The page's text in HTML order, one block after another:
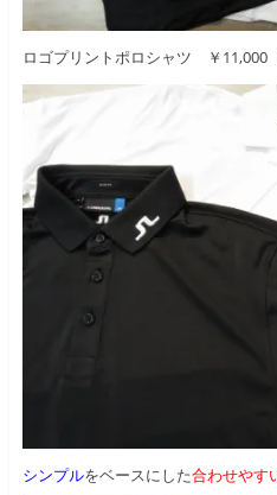
ロゴプリントポロシャツ ￥11,000
シンプルをベースにした合わせやす